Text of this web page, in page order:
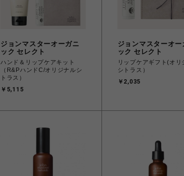
ジョンマスターオーガニ
ック セレクト
ハンド＆リップケアキット
（R&PハンドC/オリジナルシ
トラス）
￥5,115
ジョンマスターオー
ック セレクト
リップケアギフト(オリ
シトラス）
￥2,035